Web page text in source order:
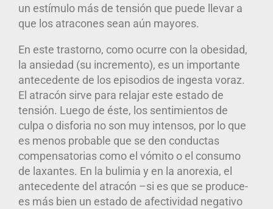
un estímulo más de tensión que puede llevar a
que los atracones sean aún mayores.
En este trastorno, como ocurre con la obesidad,
la ansiedad (su incremento), es un importante
antecedente de los episodios de ingesta voraz.
El atracón sirve para relajar este estado de
tensión. Luego de éste, los sentimientos de
culpa o disforia no son muy intensos, por lo que
es menos probable que se den conductas
compensatorias como el vómito o el consumo
de laxantes. En la bulimia y en la anorexia, el
antecedente del atracón –si es que se produce-
es más bien un estado de afectividad negativo